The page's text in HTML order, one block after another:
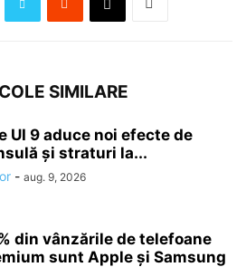
SIMILARE
UI 9 aduce noi efecte de
și straturi la...
- aug. 9, 2026
din vânzările de telefoane
sunt Apple și Samsung